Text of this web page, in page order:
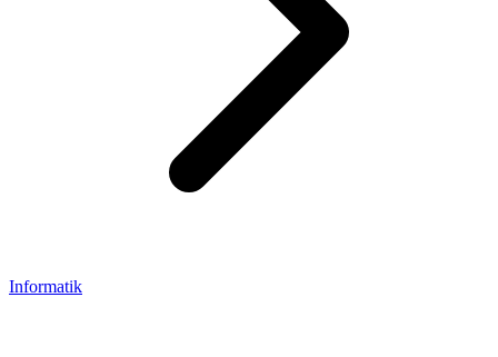
Informatik